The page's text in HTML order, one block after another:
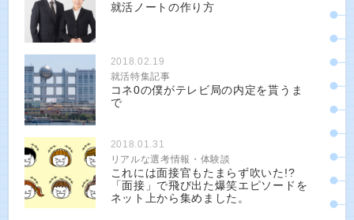
就活ノートの作り方
2018.02.19
就活特集記事
コネ0の僕がテレビ局の内定を貰うま
で
2018.01.31
リアルな選考情報・体験談
これには面接官もたまらず吹いた!?
「面接」で飛び出た爆笑エピソードを
ネット上から集めました。